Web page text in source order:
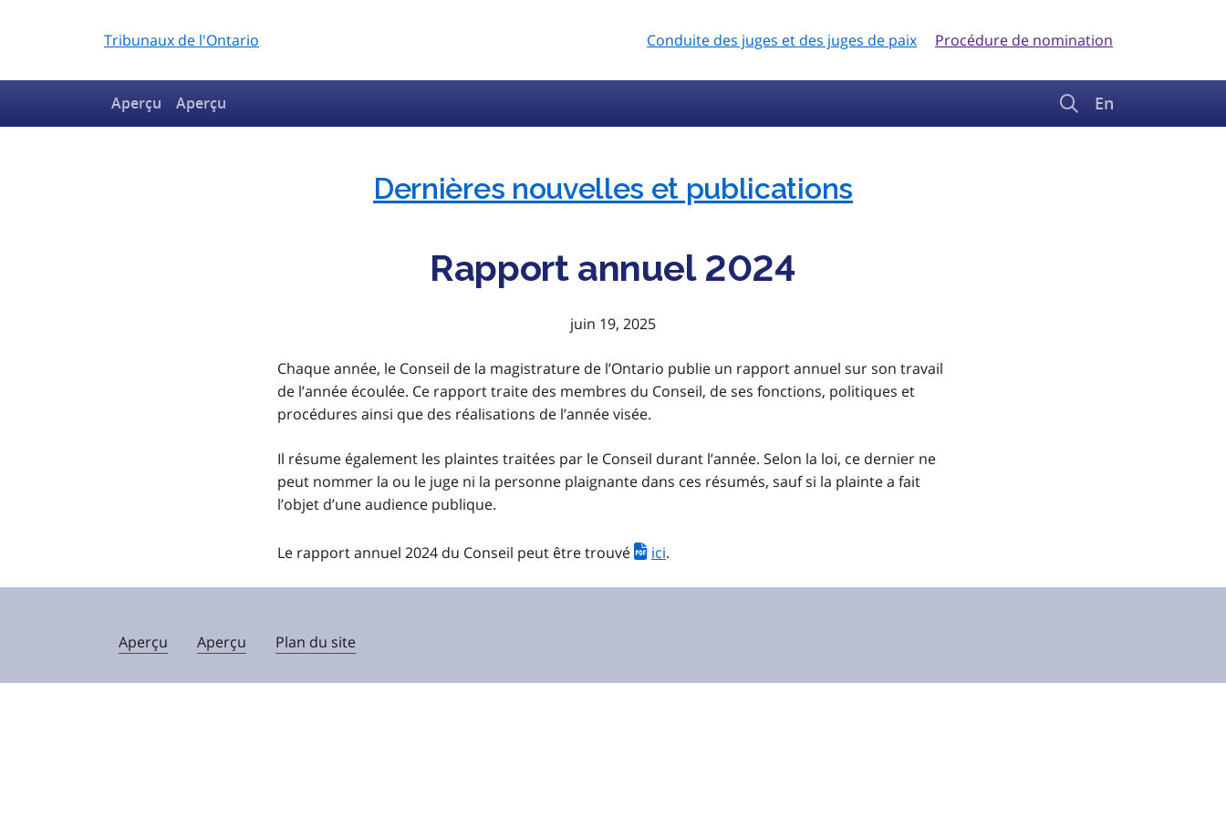
Tribunaux de l'Ontario Conduite des juges et des juges de paix Procédure de nomination
Aperçu Aperçu En
Catégories
Dernières nouvelles et publications
Rapport annuel 2024
juin 19, 2025
Chaque année, le Conseil de la magistrature de l’Ontario publie un rapport annuel sur son travail
de l’année écoulée. Ce rapport traite des membres du Conseil, de ses fonctions, politiques et
procédures ainsi que des réalisations de l’année visée.
Il résume également les plaintes traitées par le Conseil durant l’année. Selon la loi, ce dernier ne
peut nommer la ou le juge ni la personne plaignante dans ces résumés, sauf si la plainte a fait
l’objet d’une audience publique.
Le rapport annuel 2024 du Conseil peut être trouvé ici.
Aperçu Aperçu Plan du site